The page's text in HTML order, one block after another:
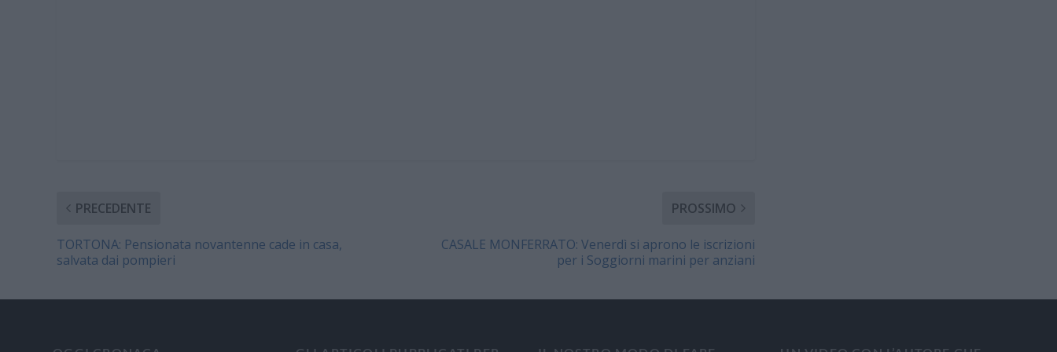
PRECEDENTE
TORTONA: Pensionata novantenne cade in casa,
salvata dai pompieri
PROSSIMO
CASALE MONFERRATO: Venerdì si aprono le iscrizioni
per i Soggiorni marini per anziani